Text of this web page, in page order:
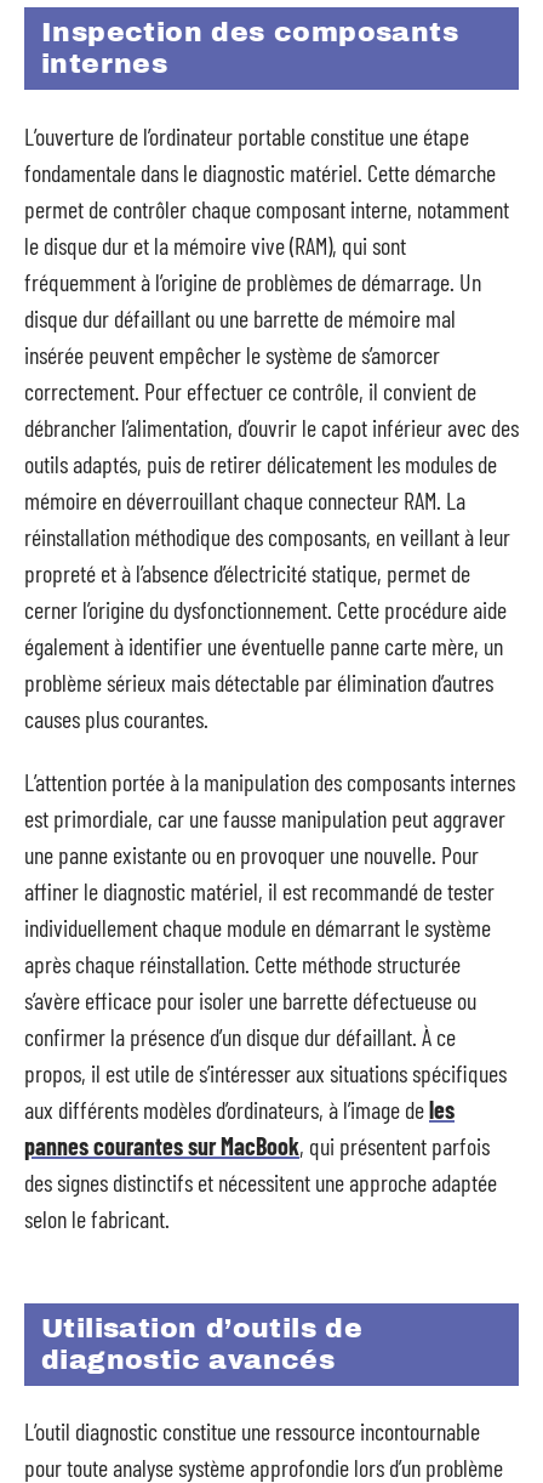
Inspection des composants
internes
L’ouverture de l’ordinateur portable constitue une étape
fondamentale dans le diagnostic matériel. Cette démarche
permet de contrôler chaque composant interne, notamment
le disque dur et la mémoire vive (RAM), qui sont
fréquemment à l’origine de problèmes de démarrage. Un
disque dur défaillant ou une barrette de mémoire mal
insérée peuvent empêcher le système de s’amorcer
correctement. Pour effectuer ce contrôle, il convient de
débrancher l’alimentation, d’ouvrir le capot inférieur avec des
outils adaptés, puis de retirer délicatement les modules de
mémoire en déverrouillant chaque connecteur RAM. La
réinstallation méthodique des composants, en veillant à leur
propreté et à l’absence d’électricité statique, permet de
cerner l’origine du dysfonctionnement. Cette procédure aide
également à identifier une éventuelle panne carte mère, un
problème sérieux mais détectable par élimination d’autres
causes plus courantes.
L’attention portée à la manipulation des composants internes
est primordiale, car une fausse manipulation peut aggraver
une panne existante ou en provoquer une nouvelle. Pour
affiner le diagnostic matériel, il est recommandé de tester
individuellement chaque module en démarrant le système
après chaque réinstallation. Cette méthode structurée
s’avère efficace pour isoler une barrette défectueuse ou
confirmer la présence d’un disque dur défaillant. À ce
propos, il est utile de s’intéresser aux situations spécifiques
aux différents modèles d’ordinateurs, à l’image deles
pannes courantes sur MacBook, qui présentent parfois
des signes distinctifs et nécessitent une approche adaptée
selon le fabricant.
Utilisation d’outils de
diagnostic avancés
L’outil diagnostic constitue une ressource incontournable
pour toute analyse système approfondie lors d’un problème